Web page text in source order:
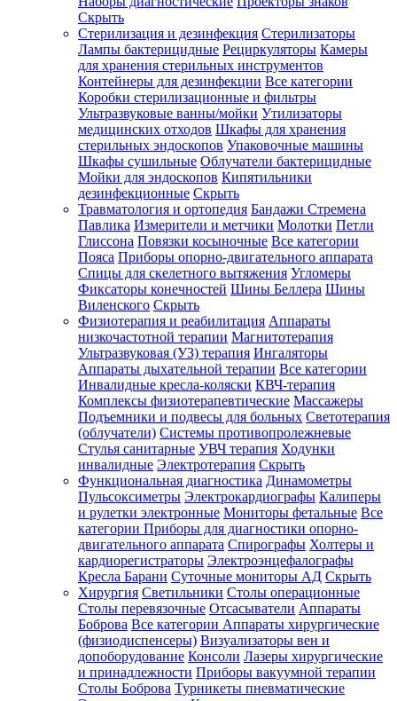
Скрыть
Стерилизация и дезинфекция Стерилизаторы
Лампы бактерицидные Рециркуляторы Камеры
для хранения стерильных инструментов
Контейнеры для дезинфекции Все категории
Коробки стерилизационные и фильтры
Ультразвуковые ванны/мойки Утилизаторы
медицинских отходов Шкафы для хранения
стерильных эндоскопов Упаковочные машины
Шкафы сушильные Облучатели бактерицидные
Мойки для эндоскопов Кипятильники
дезинфекционные Скрыть
Травматология и ортопедия Бандажи Стремена
Павлика Измерители и метчики Молотки Петли
Глиссона Повязки косыночные Все категории
Пояса Приборы опорно-двигательного аппарата
Спицы для скелетного вытяжения Угломеры
Фиксаторы конечностей Шины Беллера Шины
Виленского Скрыть
Физиотерапия и реабилитация Аппараты
низкочастотной терапии Магнитотерапия
Ультразвуковая (УЗ) терапия Ингаляторы
Аппараты дыхательной терапии Все категории
Инвалидные кресла-коляски КВЧ-терапия
Комплексы физиотерапевтические Массажеры
Подъемники и подвесы для больных Светотерапия
(облучатели) Системы противопролежневые
Стулья санитарные УВЧ терапия Ходунки
инвалидные Электротерапия Скрыть
Функциональная диагностика Динамометры
Пульсоксиметры Электрокардиографы Калиперы
и рулетки электронные Мониторы фетальные Все
категории Приборы для диагностики опорно-
двигательного аппарата Спирографы Холтеры и
кардиорегистраторы Электроэнцефалографы
Кресла Барани Суточные мониторы АД Скрыть
Хирургия Светильники Столы операционные
Столы перевязочные Отсасыватели Аппараты
Боброва Все категории Аппараты хирургические
(физиодиспенсеры) Визуализаторы вен и
допоборудование Консоли Лазеры хирургические
и принадлежности Приборы вакуумной терапии
Столы Боброва Турникеты пневматические